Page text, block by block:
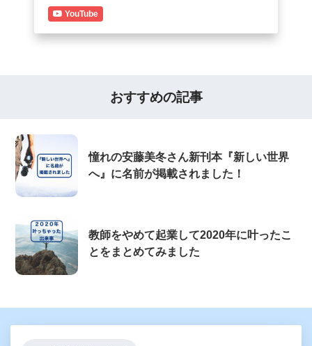
YouTube
おすすめの記事
憧れの安藤美冬さん新刊本『新しい世界
へ』に名前が掲載されました！
教師をやめて起業して2020年に叶ったこ
とをまとめてみました